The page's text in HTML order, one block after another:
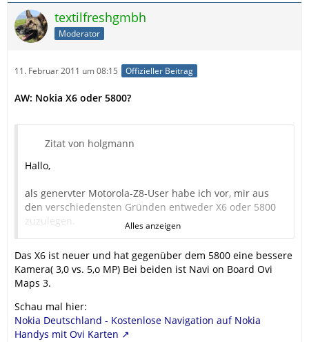
textilfreshgmbh
Moderator
11. Februar 2011 um 08:15 Offizieller Beitrag
AW: Nokia X6 oder 5800?
Zitat von holgmann
Hallo,
als genervter Motorola-Z8-User habe ich vor, mir aus
den verschiedensten Gründen entweder X6 oder 5800
zuzulegen.
Einen kompetenten Nutzer kenne ich nicht persönlich
und meine Suche in unterschiedlichsten Foren brachte
auch keine umfassende Aufklärung.
Meine Preferenzen sind: Lange Akkulaufzeit bei
normaler Mischnutzung (ca. 1Woche), Navi
ausschließlich im Fußgängermodus, Bluetooth,
ordentliche Photo-und Videokamera.
Eine Erklärung über das Navi-handling habe ich auch
Alles anzeigen
Das X6 ist neuer und hat gegenüber dem 5800 eine bessere
Kamera( 3,0 vs. 5,o MP) Bei beiden ist Navi on Board Ovi
Maps 3.
Schau mal hier:
Nokia Deutschland - Kostenlose Navigation auf Nokia
Handys mit Ovi Karten